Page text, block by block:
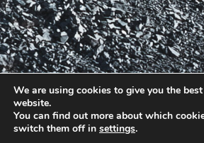
We are using cookies to give you the
website.
You can find out more about which
switch them off in settings.